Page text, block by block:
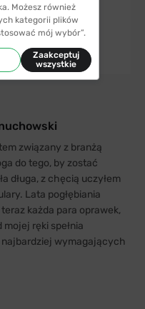
związany z branżą
do tego, by zostać
długa, z chęcią uczyłem
Lata pogłębiania
każda para oprawek,
ręki spełnia
wymagających
Możesz również
kategorii plików
mój wybór”.
Zaakceptuj
wszystkie